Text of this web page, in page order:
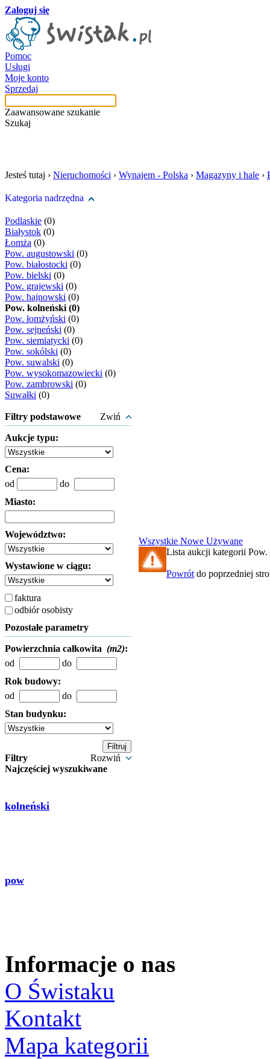
Zaloguj się
Pomoc
Usługi
Moje konto
Sprzedaj
Zaawansowane szukanie
Szukaj
Jesteś tutaj › Nieruchomości › Wynajem - Polska › Magazyny i hale ›
Kategoria nadrzędna
Podlaskie (0)
Białystok (0)
Łomża (0)
Pow. augustowski (0)
Pow. białostocki (0)
Pow. bielski (0)
Pow. grajewski (0)
Pow. hajnowski (0)
Pow. kolneński (0)
Pow. łomżyński (0)
Pow. sejneński (0)
Pow. siemiatycki (0)
Pow. sokólski (0)
Pow. suwalski (0)
Pow. wysokomazowiecki (0)
Pow. zambrowski (0)
Suwałki (0)
Filtry podstawowe Zwiń
Aukcje typu:
Cena:
od
do
Miasto:
Województwo:
Wystawione w ciągu:
faktura
odbiór osobisty
Pozostałe parametry
Powierzchnia całkowita (m2):
od
do
Rok budowy:
od
do
Stan budynku:
Filtry
Rozwiń
Najczęściej wyszukiwane
kolneński
pow
Wszystkie Nowe Używane
Lista aukcji kategorii Pow.
Powrót do poprzedniej
Informacje o nas
O Świstaku
Kontakt
Mapa kategorii